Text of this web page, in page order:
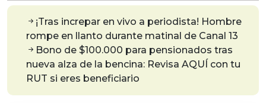
¡Tras increpar en vivo a periodista! Hombre
rompe en llanto durante matinal de Canal 13
Bono de $100.000 para pensionados tras
nueva alza de la bencina: Revisa AQUÍ con tu
RUT si eres beneficiario